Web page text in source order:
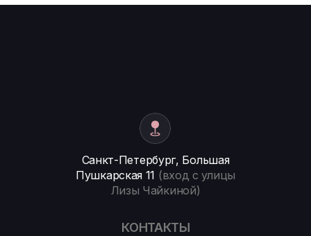
КОНТАКТЫ
Санкт-Петербург, Большая
Пушкарская 11 (вход с улицы
Лизы Чайкиной)